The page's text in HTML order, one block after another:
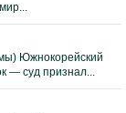
Южнокорейский
— суд признал...